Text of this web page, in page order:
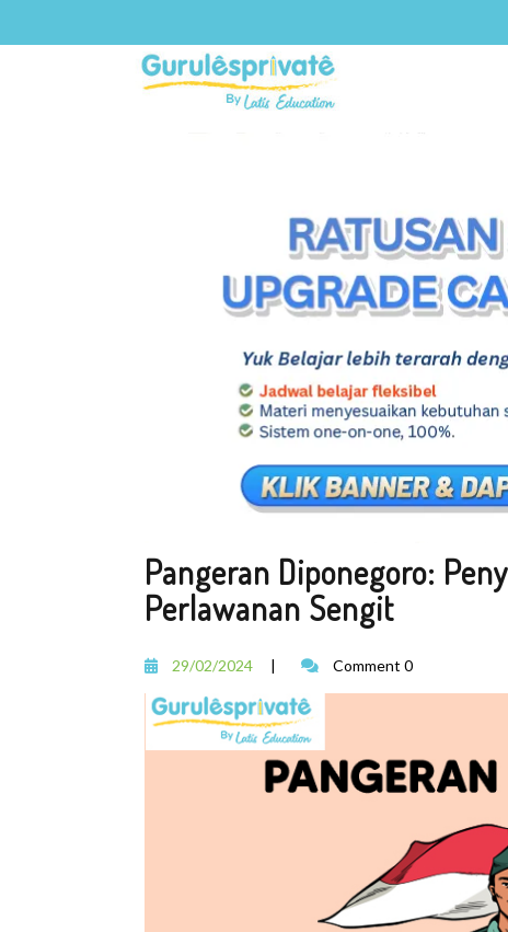
Pangeran Diponegoro:
Perlawanan Sengit
29/02/2024 | Comment 0